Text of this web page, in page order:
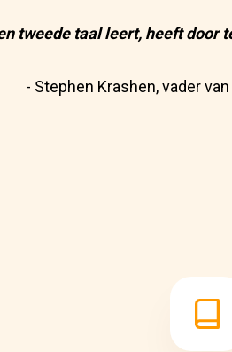
tweede taal leert, heeft door
- Stephen Krashen, vader